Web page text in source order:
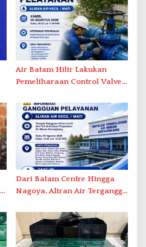
Air Batam Hilir Lakukan
Pemeliharaan Control Valve,
Dari Batam Centre Hingga
Nagoya, Aliran Air Terganggu
Duriangkang